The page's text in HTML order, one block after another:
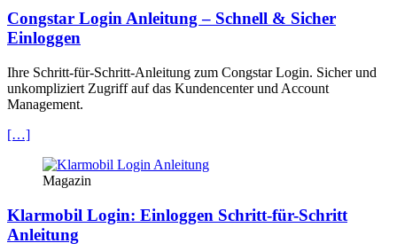
Congstar Login Anleitung – Schnell & Sicher
Einloggen
Ihre Schritt-für-Schritt-Anleitung zum Congstar Login. Sicher und
unkompliziert Zugriff auf das Kundencenter und Account
Management.
[…]
Magazin
Klarmobil Login: Einloggen Schritt-für-Schritt
Anleitung